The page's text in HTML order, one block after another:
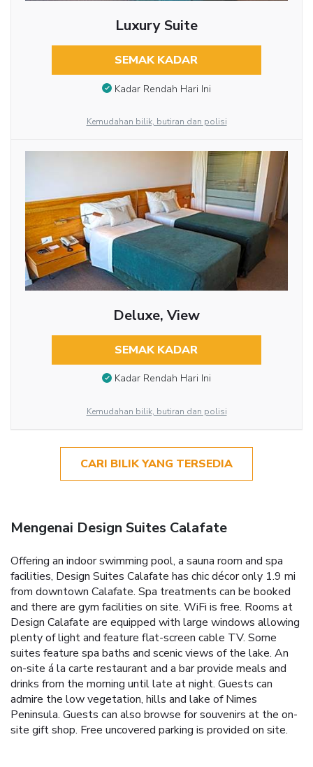
Luxury Suite
SEMAK KADAR
Kadar Rendah Hari Ini
Kemudahan bilik, butiran dan polisi
Deluxe, View
SEMAK KADAR
Kadar Rendah Hari Ini
Kemudahan bilik, butiran dan polisi
CARI BILIK YANG TERSEDIA
Mengenai Design Suites Calafate
Offering an indoor swimming pool, a sauna room and spa
facilities, Design Suites Calafate has chic décor only 1.9 mi
from downtown Calafate. Spa treatments can be booked
and there are gym facilities on site. WiFi is free. Rooms at
Design Calafate are equipped with large windows allowing
plenty of light and feature flat-screen cable TV. Some
suites feature spa baths and scenic views of the lake. An
on-site á la carte restaurant and a bar provide meals and
drinks from the morning until late at night. Guests can
admire the low vegetation, hills and lake of Nimes
Peninsula. Guests can also browse for souvenirs at the on-
site gift shop. Free uncovered parking is provided on site.